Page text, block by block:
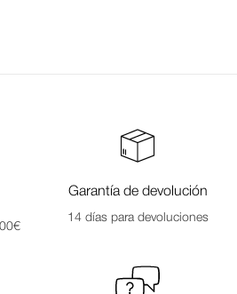
Garantía de devolución
14 días para devoluciones